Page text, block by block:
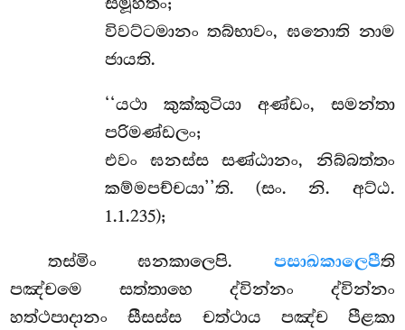
විවට්ටමානං තබ්භාවං, ඝනොති නාම
ජායති.
‘‘යථා කුක්කුටියා අණ්ඩං, සමන්තා
පරිමණ්ඩලං;
එවං ඝනස්ස සණ්ඨානං, නිබ්බත්තං
කම්මපච්චයා’’ති. (සං. නි. අට්ඨ.
1.1.235);
තස්මිං ඝනකාලෙපි. පසාඛකාලෙපීති
පඤ්චමෙ සත්තාහෙ ද්වින්නං ද්වින්නං
හත්ථපාදානං සීසස්ස චත්ථාය පඤ්ච පීළකා